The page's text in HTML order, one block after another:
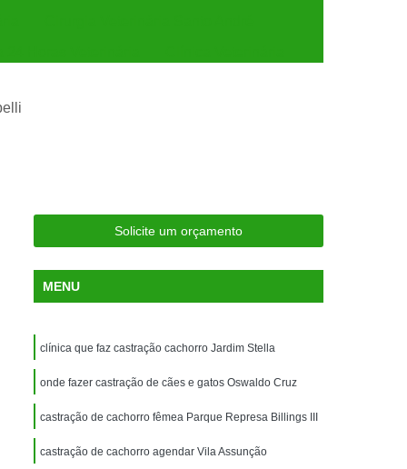
para Silvestres
para Animais Silvestres
Consulta para Animais Silvestres
Santo André
Veterinária para Animais Silvestres
Exame de Eletrocardiograma Veterinário
Exame de Imagem para Animais
Solicite um orçamento
MENU
clínica que faz castração cachorro Jardim Stella
onde fazer castração de cães e gatos Oswaldo Cruz
castração de cachorro fêmea Parque Represa Billings III
castração de cachorro agendar Vila Assunção